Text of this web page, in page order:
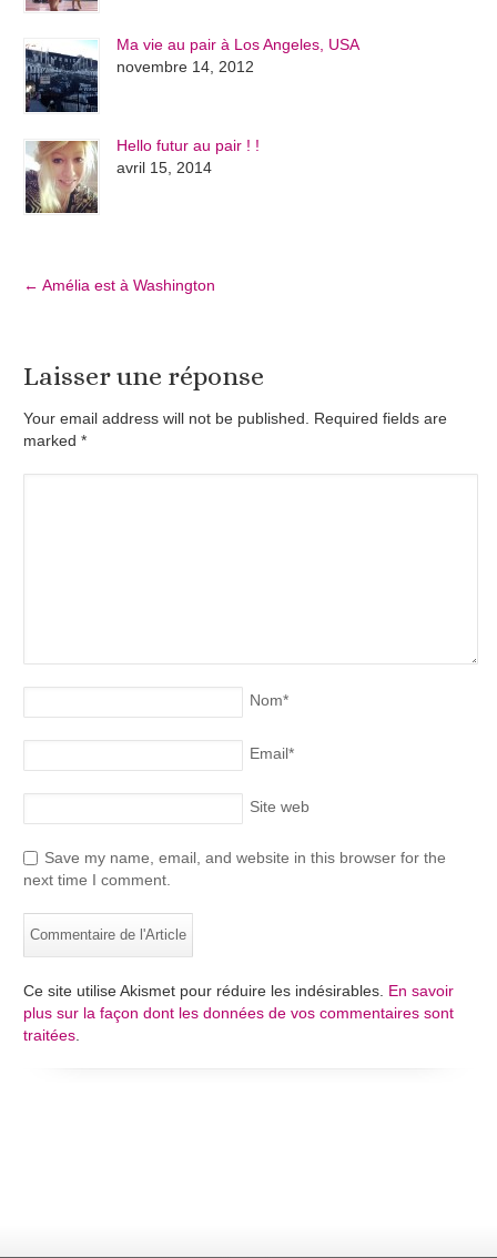
Ma vie au pair à Los Angeles, USA
novembre 14, 2012
Hello futur au pair ! !
avril 15, 2014
← Amélia est à Washington
Laisser une réponse
Your email address will not be published. Required fields are
marked*
Nom*
Email*
Site web
Save my name, email, and website in this browser for the
next time I comment.
Ce site utilise Akismet pour réduire les indésirables. En savoir
plus sur la façon dont les données de vos commentaires sont
traitées